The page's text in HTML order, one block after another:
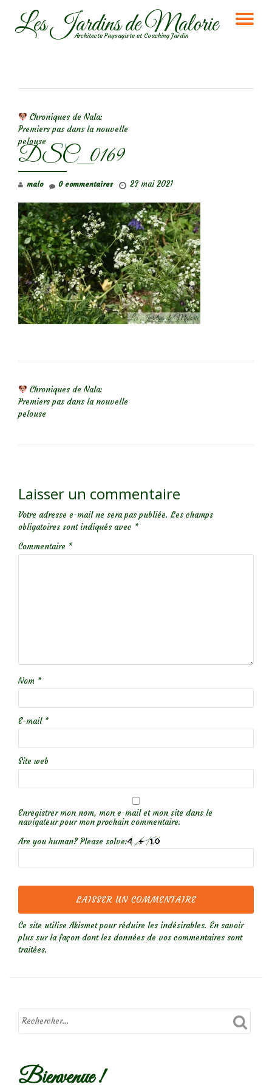
AllerLes Jardins de Malorie
Architecte Paysagiste et Coaching Jardin
Chroniques de Nala:
Premiers pas dans la nouvelle
pelouse
DSC_0169
malo 23 mai 2021
0 commentaires
Chroniques de Nala:
Premiers pas dans la nouvelle
pelouse
Laisser un commentaire
Votre adresse e-mail ne sera pas publiée. Les champs
obligatoires sont indiqués avec *
Commentaire *
Nom *
E-mail *
Site web
Enregistrer mon nom, mon e-mail et mon site dans le
navigateur pour mon prochain commentaire.
Are you human? Please solve:
Ce site utilise Akismet pour réduire les indésirables. En savoir
plus sur la façon dont les données de vos commentaires sont
traitées.
Bienvenue !